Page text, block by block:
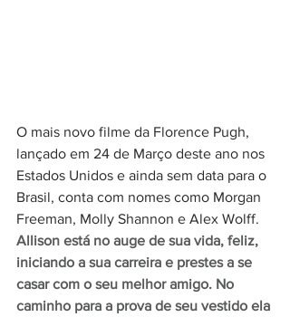
O mais novo filme da Florence Pugh,
lançado em 24 de Março deste ano nos
Estados Unidos e ainda sem data para o
Brasil, conta com nomes como Morgan
Freeman, Molly Shannon e Alex Wolff.
Allison está no auge de sua vida, feliz,
iniciando a sua carreira e prestes a se
casar com o seu melhor amigo. No
caminho para a prova de seu vestido ela